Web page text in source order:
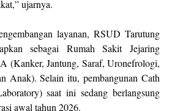
ujarnya.
layanan, RSUD Tarutung
sebagai Rumah Sakit Jejaring
(Kanker, Jantung, Saraf, Uronefrologi,
Anak). Selain itu, pembangunan Cath
saat ini sedang berlangsung
awal tahun 2026.